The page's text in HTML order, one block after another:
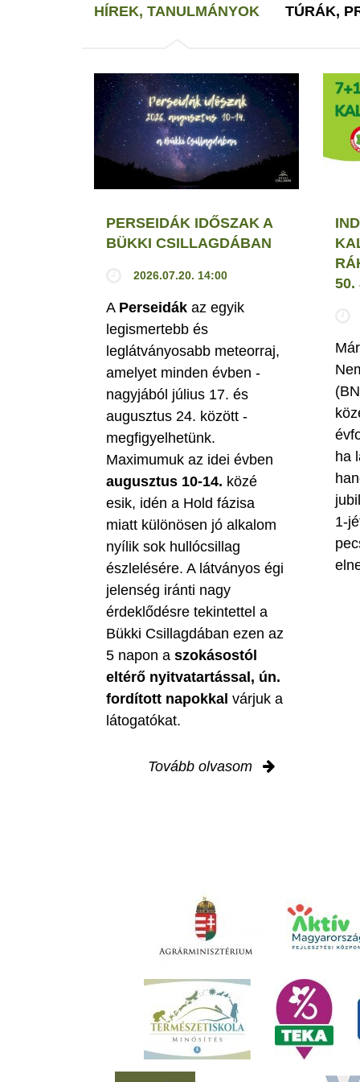
HÍREK, TANULMÁNYOK TÚRÁK,
PERSEIDÁK IDŐSZAK A
BÜKKI CSILLAGDÁBAN
2026.07.20. 14:00
A Perseidák az egyik
legismertebb és
leglátványosabb meteorraj,
amelyet minden évben -
nagyjából július 17. és
augusztus 24. között -
megfigyelhetünk.
Maximumuk az idei évben
augusztus 10-14. közé
esik, idén a Hold fázisa
miatt különösen jó alkalom
nyílik sok hullócsillag
észlelésére. A látványos égi
jelenség iránti nagy
érdeklődésre tekintettel a
Bükki Csillagdában ezen az
5 napon a szokásostól
eltérő nyitvatartással, ún.
fordított napokkal várjuk a
látogatókat.
Tovább olvasom
50.
ha
1-